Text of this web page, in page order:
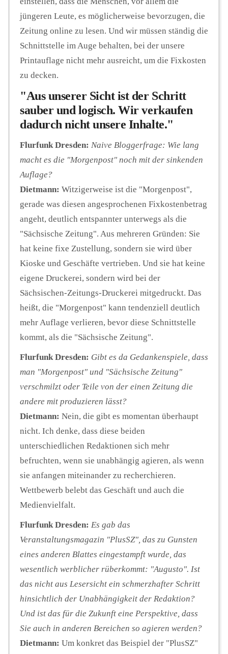
jüngeren Leute, es möglicherweise bevorzugen, die
Zeitung online zu lesen. Und wir müssen ständig die
Schnittstelle im Auge behalten, bei der unsere
Printauflage nicht mehr ausreicht, um die Fixkosten
zu decken.
"Aus unserer Sicht ist der Schritt
sauber und logisch. Wir verkaufen
dadurch nicht unsere Inhalte."
Flurfunk Dresden: Naive Bloggerfrage: Wie lang
macht es die "Morgenpost" noch mit der sinkenden
Auflage?
Dietmann: Witzigerweise ist die "Morgenpost",
gerade was diesen angesprochenen Fixkostenbetrag
angeht, deutlich entspannter unterwegs als die
"Sächsische Zeitung". Aus mehreren Gründen: Sie
hat keine fixe Zustellung, sondern sie wird über
Kioske und Geschäfte vertrieben. Und sie hat keine
eigene Druckerei, sondern wird bei der
Sächsischen-Zeitungs-Druckerei mitgedruckt. Das
heißt, die "Morgenpost" kann tendenziell deutlich
mehr Auflage verlieren, bevor diese Schnittstelle
kommt, als die "Sächsische Zeitung".
Flurfunk Dresden: Gibt es da Gedankenspiele, dass
man "Morgenpost" und "Sächsische Zeitung"
verschmilzt oder Teile von der einen Zeitung die
andere mit produzieren lässt?
Dietmann: Nein, die gibt es momentan überhaupt
nicht. Ich denke, dass diese beiden
unterschiedlichen Redaktionen sich mehr
befruchten, wenn sie unabhängig agieren, als wenn
sie anfangen miteinander zu recherchieren.
Wettbewerb belebt das Geschäft und auch die
Medienvielfalt.
Flurfunk Dresden: Es gab das
Veranstaltungsmagazin "PlusSZ", das zu Gunsten
eines anderen Blattes eingestampft wurde, das
wesentlich werblicher rüberkommt: "Augusto". Ist
das nicht aus Lesersicht ein schmerzhafter Schritt
hinsichtlich der Unabhängigkeit der Redaktion?
Und ist das für die Zukunft eine Perspektive, dass
Sie auch in anderen Bereichen so agieren werden?
Dietmann: Um konkret das Beispiel der "PlusSZ"